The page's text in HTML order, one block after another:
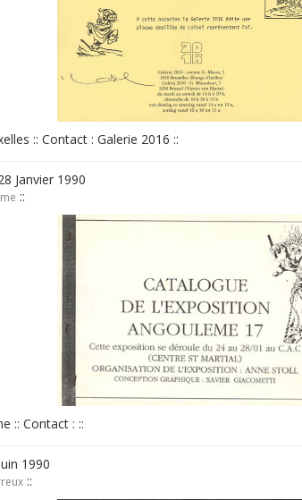
:: Contact : Galerie 2016 ::
Janvier 1990
::
:: Contact : ::
1990
::